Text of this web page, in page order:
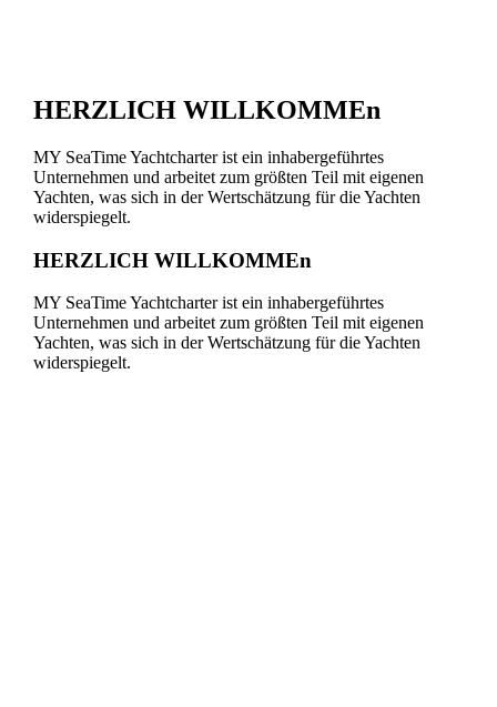
HERZLICH WILLKOMMEn
MY SeaTime Yachtcharter ist ein inhabergeführtes
Unternehmen und arbeitet zum größten Teil mit eigenen
Yachten, was sich in der Wertschätzung für die Yachten
widerspiegelt.
HERZLICH WILLKOMMEn
MY SeaTime Yachtcharter ist ein inhabergeführtes
Unternehmen und arbeitet zum größten Teil mit eigenen
Yachten, was sich in der Wertschätzung für die Yachten
widerspiegelt.